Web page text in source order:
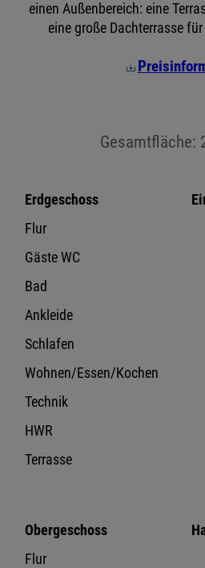
einen Außenbereich: eine
eine große Dachterrasse
Gesamtfläche:
Erdgeschoss
Flur
Gäste WC
Bad
Ankleide
Schlafen
Wohnen/Essen/Kochen
Technik
HWR
Terrasse
Obergeschoss
Flur